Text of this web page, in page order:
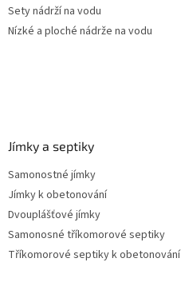
Sety nádrží na vodu
Nízké a ploché nádrže na vodu
Jímky a septiky
Samonostné jímky
Jímky k obetonování
Dvouplášťové jímky
Samonosné tříkomorové septiky
Tříkomorové septiky k obetonování